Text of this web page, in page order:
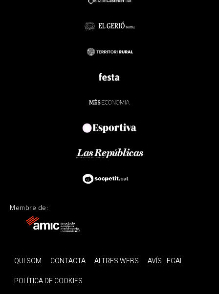
Membre de:
QUI SOM CONTACTA ALTRES WEBS
AVÍS LEGAL
POLÍTICA DE COOKIES